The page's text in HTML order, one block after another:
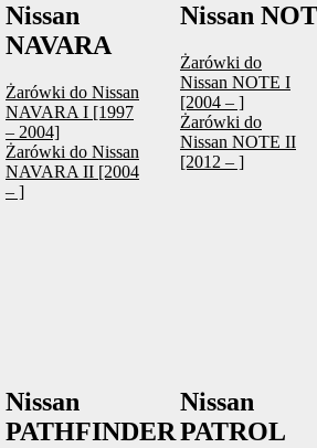
Nissan
NAVARA
Żarówki do Nissan
NAVARA I [1997
– 2004]
Żarówki do Nissan
NAVARA II [2004
– ]
Nissan
Żarówki do
Nissan NOTE I
[2004 – ]
Żarówki do
Nissan NOTE II
[2012 – ]
Nissan
PATHFINDER
Nissan
PATROL